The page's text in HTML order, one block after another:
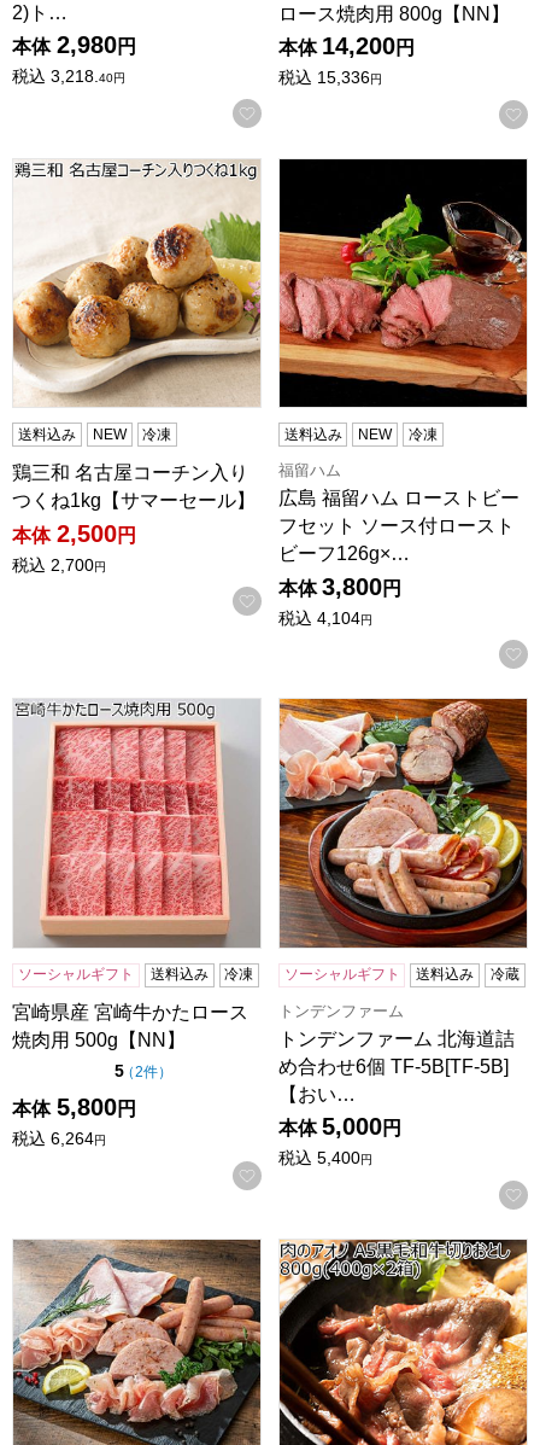
2)ト…
本体 2,980円
税込 3,218.40円
お気に入りに登録する
ロース焼肉用 800g【NN】
本体 14,200円
税込 15,336円
鶏三和 名古屋コーチン入りつくね1kg【サマーセール】
送料込み NEW 冷凍
鶏三和 名古屋コーチン入り
つくね1kg【サマーセール】
本体 2,500円
税込 2,700円
お気に入りに登録する
送料込み NEW 冷凍
福留ハム
広島 福留ハム ローストビー
フセット ソース付ロースト
ビーフ126g×…
本体 3,800円
税込 4,104円
宮崎県産 宮崎牛かたロース焼肉用 500g【NN】
ソーシャルギフト 送料込み 冷凍
宮崎県産 宮崎牛かたロース
焼肉用 500g【NN】
5点（5点満点中）
（2件の評価
）
本体 5,800円
税込 6,264円
お気に入りに登録する
トンデンファーム 北海道詰
ソーシャルギフト 送料込み 冷蔵
トンデンファーム
トンデンファーム 北海道詰
め合わせ6個 TF-5B[TF-5B]
【おい…
本体 5,000円
税込 5,400円
トンデンファーム 北海道詰め合わせ5個 TF-3B[TF-3B]【お
肉のアオノ A5黒毛和牛切り